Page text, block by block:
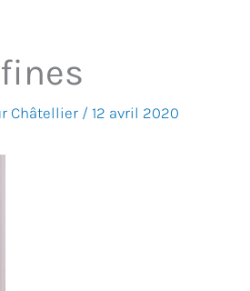
Châtellier /12 avril 2020